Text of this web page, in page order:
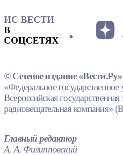
ИС ВЕСТИ
В
СОЦСЕТЯХ
© Сетевое издание «Вести.Ру»
«Федеральное
Всероссийская
радиовещательная компания»
Главный редактор
А. А. Филипповский